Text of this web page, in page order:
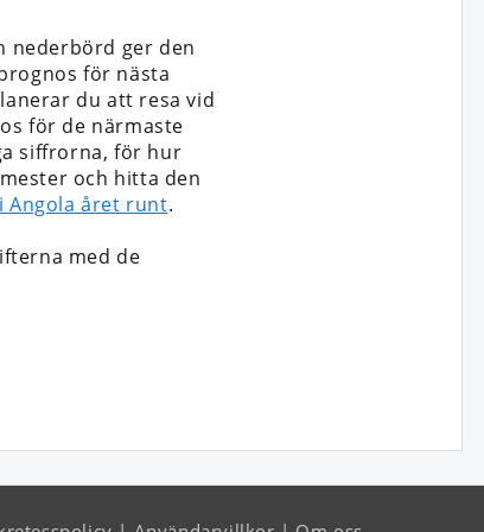
nederbörd ger den
för nästa
du att resa vid
för de närmaste
siffrorna, för hur
och hitta den
Angola året runt.
med de